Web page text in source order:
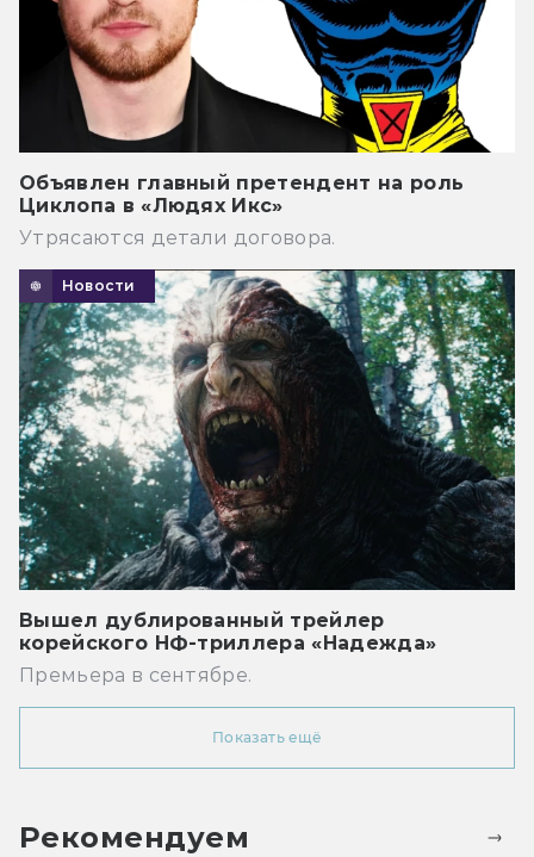
Объявлен главный претендент на роль
Циклопа в «Людях Икс»
Утрясаются детали договора.
Новости
Вышел дублированный трейлер
корейского НФ-триллера «Надежда»
Премьера в сентябре.
Показать ещё
Рекомендуем